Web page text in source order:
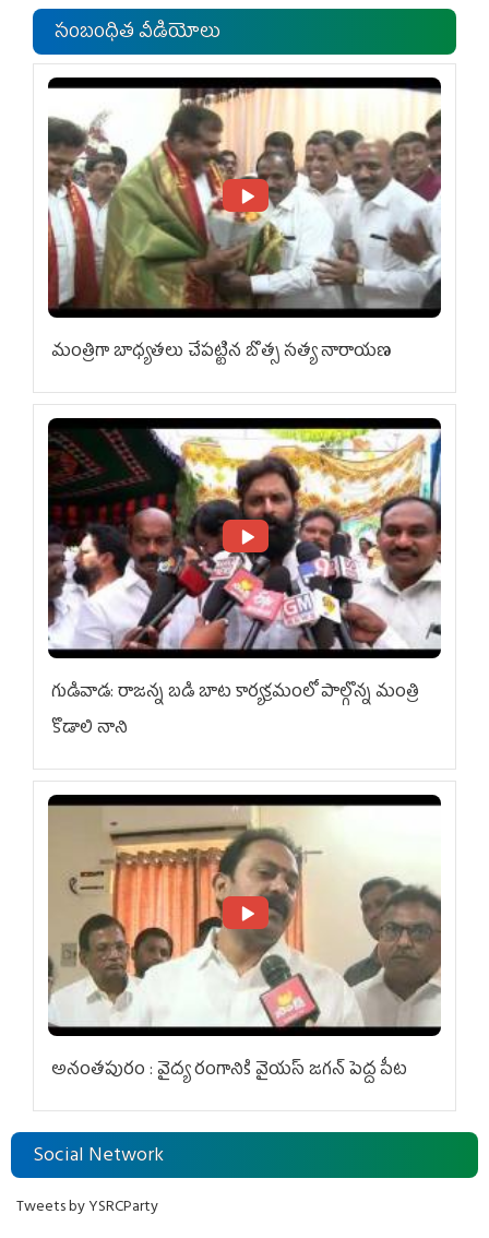
సంబంధిత వీడియోలు
మంత్రిగా బాధ్యతలు చేపట్టిన బొత్స సత్య నారాయణ
గుడివాడ: రాజన్న బడి బాట కార్యక్రమంలో పాల్గొన్న మంత్రి
కొడాలి నాని
అనంతపురం : వైద్య రంగానికి వైయ‌స్ జ‌గ‌న్ పెద్ద పీట
Social Network
Tweets by YSRCParty